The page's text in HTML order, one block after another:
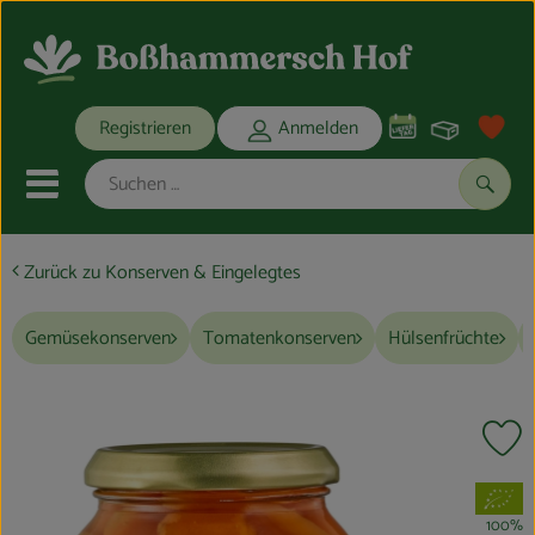
Registrieren Anmelden
Mobiles Menu öffnen oder
Bio-Kochkisten
ANGEBOTE
REGIONALES
Zurück zu Konserven & Eingelegtes
Gemüsekonserven Tomatenkonserven Hülsenfrüchte
, Verband:
100%